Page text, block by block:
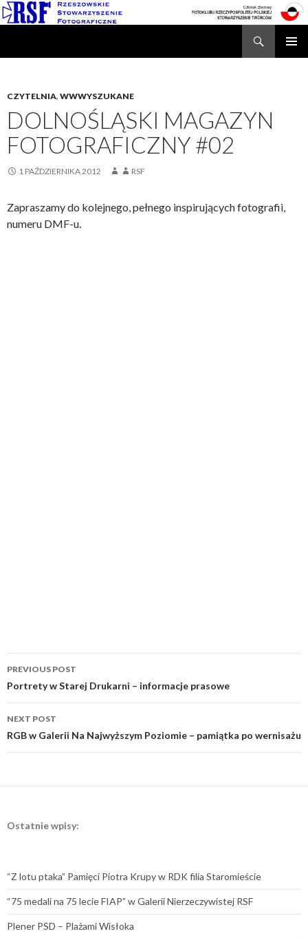
CZYTELNIA, WWWYSZUKANE
DOLNOŚLĄSKI MAGAZYN
FOTOGRAFICZNY #02
1 PAŹDZIERNIKA 2012 RSF
Zapraszamy do kolejnego, pełnego inspirujących fotografii,
numeru DMF-u.
Post
navigation
PREVIOUS POST
Portrety w Starej Drukarni – informacje prasowe
NEXT POST
RGB w Galerii Na Najwyższym Poziomie – pamiątka po wernisażu
Ostatnie wpisy:
“Z lotu ptaka” Pamięci Piotra Krupy w RDK filia Staromieście
“75 medali na 75 lecie FIAP” w Galerii Nierzeczywistej RSF
Plener PSD – Plażami Wisłoka